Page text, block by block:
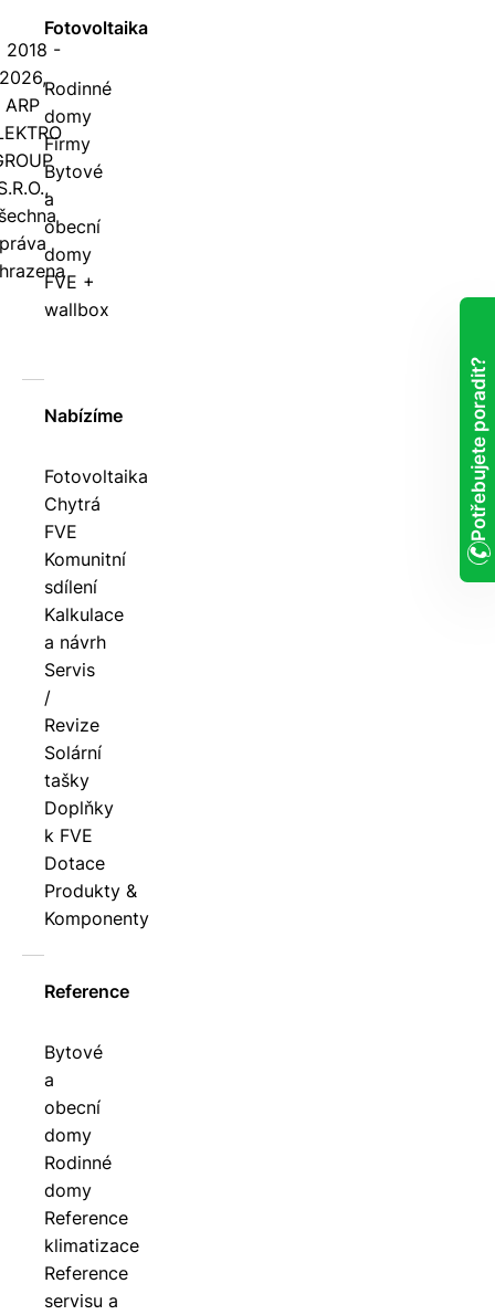
Fotovoltaika
Rodinné
domy
Firmy
Bytové
a
obecní
domy
FVE +
wallbox
Nabízíme
Fotovoltaika
Chytrá
FVE
Komunitní
sdílení
Kalkulace
a návrh
Servis
/
Revize
Solární
tašky
Doplňky
k FVE
Dotace
Produkty &
Komponenty
Reference
Bytové
a
obecní
domy
Rodinné
domy
Reference
klimatizace
Reference
servisu a
-
ARP
Potřebujete poradit?